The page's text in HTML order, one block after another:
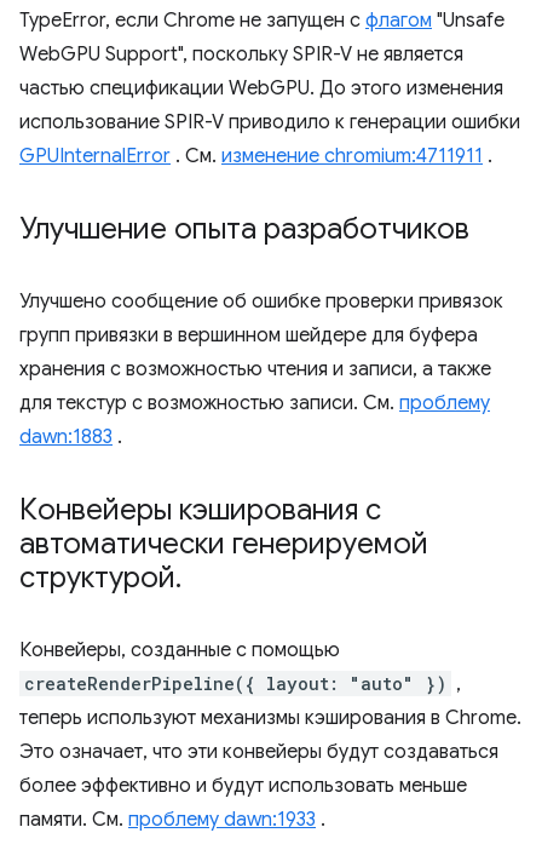
TypeError, если Chrome не запущен с флагом "Unsafe
WebGPU Support", поскольку SPIR-V не является
частью спецификации WebGPU. До этого изменения
использование SPIR-V приводило к генерации ошибки
GPUInternalError . См. изменение chromium:4711911 .
Улучшение опыта разработчиков
Улучшено сообщение об ошибке проверки привязок
групп привязки в вершинном шейдере для буфера
хранения с возможностью чтения и записи, а также
для текстур с возможностью записи. См. проблему
dawn:1883 .
Конвейеры кэширования с
автоматически генерируемой
структурой.
Конвейеры, созданные с помощью
createRenderPipeline({ layout: "auto" }) ,
теперь используют механизмы кэширования в Chrome.
Это означает, что эти конвейеры будут создаваться
более эффективно и будут использовать меньше
памяти. См. проблему dawn:1933 .